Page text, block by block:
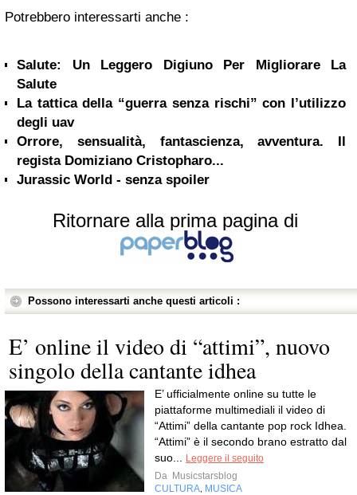
Potrebbero interessarti anche :
Salute: Un Leggero Digiuno Per Migliorare La
Salute
La tattica della “guerra senza rischi” con l’utilizzo
degli uav
Orrore, sensualità, fantascienza, avventura. Il
regista Domiziano Cristopharo...
Jurassic World - senza spoiler
Ritornare alla prima pagina di
Possono interessarti anche questi articoli :
E’ online il video di “attimi”, nuovo
singolo della cantante idhea
E’ ufficialmente online su tutte le
piattaforme multimediali il video di
“Attimi” della cantante pop rock Idhea.
“Attimi” è il secondo brano estratto dal
suo...
Leggere il seguito
Da Musicstarsblog
CULTURA MUSICA